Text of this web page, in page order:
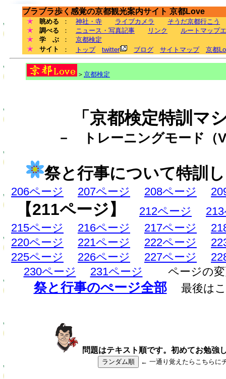
ブラブラ歩く感覚の京都観光案内サイト 京都Love
眺める ： 神社・寺 ライブカメラ
そうだ京都行こう
調べる
： ニュース・写真記事 リンク
ルートマップ
学 ぶ
： 京都検定
サイト
： トップ twitter ブログ サイトマップ 京都
＞ 京都検定
「京都検定特訓マ
－ トレーニングモード（
祭と行事について特訓
206ページ 207ページ 208ページ
【211ページ】 212ページ
215ページ
216ページ 217ページ
220ページ
221ページ 222ページ
225ページ
226ページ 227ページ
230ページ
231ページ ページの
祭と行事のぺージ全部 最後は
問題はテキスト順です。初めてお勉強
ランダム順 ← 一通り覚えたらこちらに